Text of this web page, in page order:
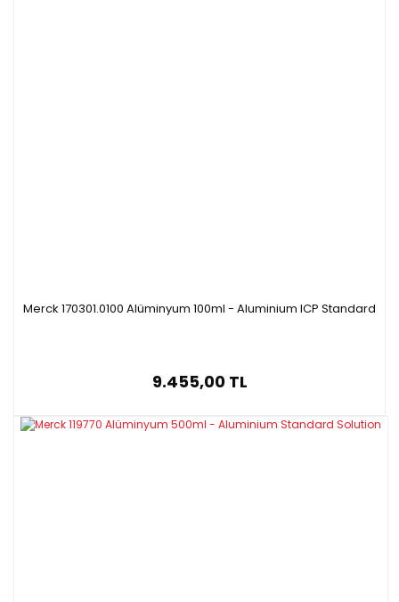
Merck 170301.0100 Alüminyum 100ml - Aluminium ICP Standard
9.455,00 TL